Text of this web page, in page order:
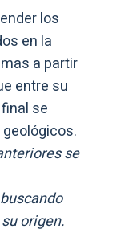
los
en la
a partir
entre su
se
se
origen.